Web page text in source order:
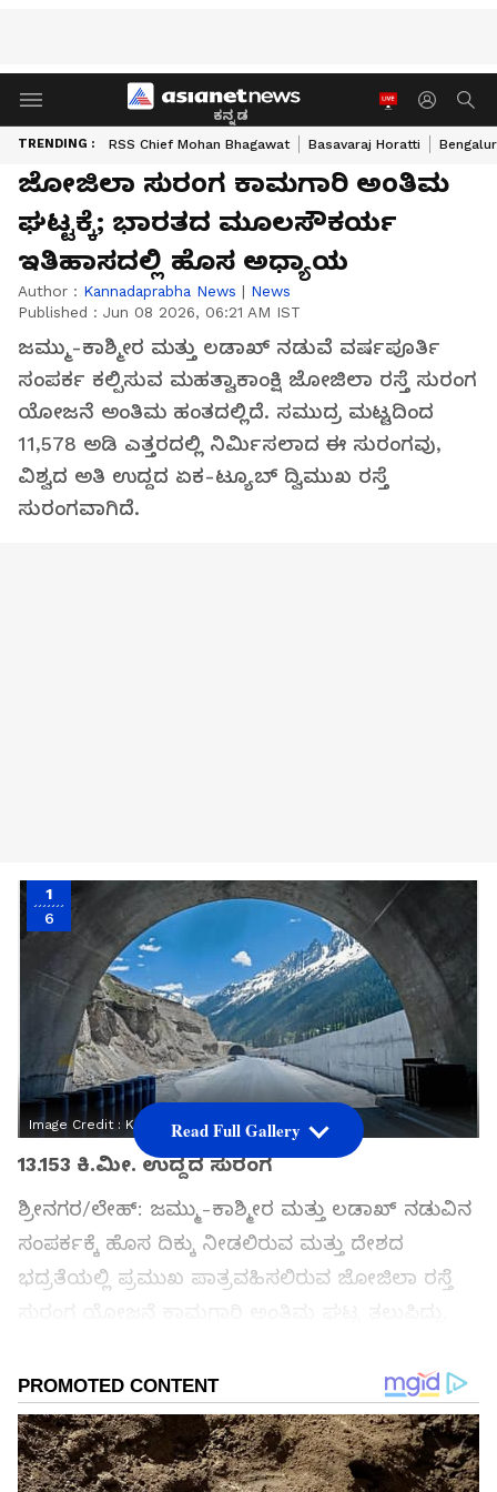
ಕನ್ನಡ
TRENDING : RSS Chief Mohan Bhagawat Basavaraj Horatti
ಜೋಜಿಲಾ ಸುರಂಗ ಕಾಮಗಾರಿ ಅಂತಿಮ
ಘಟ್ಟಕ್ಕೆ; ಭಾರತದ ಮೂಲಸೌಕರ್ಯ
ಇತಿಹಾಸದಲ್ಲಿ ಹೊಸ ಅಧ್ಯಾಯ
Author : Kannadaprabha News | News
Published : Jun 08 2026, 06:21 AM IST
ಜಮ್ಮು-ಕಾಶ್ಮೀರ ಮತ್ತು ಲಡಾಖ್ ನಡುವೆ ವರ್ಷಪೂರ್ತಿ
ಸಂಪರ್ಕ ಕಲ್ಪಿಸುವ ಮಹತ್ವಾಕಾಂಕ್ಷಿ ಜೋಜಿಲಾ ರಸ್ತೆ ಸುರಂಗ
ಯೋಜನೆ ಅಂತಿಮ ಹಂತದಲ್ಲಿದೆ. ಸಮುದ್ರ ಮಟ್ಟದಿಂದ
11,578 ಅಡಿ ಎತ್ತರದಲ್ಲಿ ನಿರ್ಮಿಸಲಾದ ಈ ಸುರಂಗವು,
ವಿಶ್ವದ ಅತಿ ಉದ್ದದ ಏಕ-ಟ್ಯೂಬ್ ದ್ವಿಮುಖ ರಸ್ತೆ
ಸುರಂಗವಾಗಿದೆ.
1
6
Image Credit : Kannada Prabha
13.153 ಕಿ.ಮೀ. ಉದ್ದದ ಸುರಂಗ
ಶ್ರೀನಗರ/ಲೇಹ್: ಜಮ್ಮು-ಕಾಶ್ಮೀರ ಮತ್ತು ಲಡಾಖ್ ನಡುವಿನ
ಸಂಪರ್ಕಕ್ಕೆ ಹೊಸ ದಿಕ್ಕು ನೀಡಲಿರುವ ಮತ್ತು ದೇಶದ
ಭದ್ರತೆಯಲ್ಲಿ ಪ್ರಮುಖ ಪಾತ್ರವಹಿಸಲಿರುವ ಜೋಜಿಲಾ ರಸ್ತೆ
ಸಮಗ್ರ ಸುದ್ದಿ ಮೂಲವನ್ನಾಗಿ asianet suvarna news ಅನ್ನು
ಆಯ್ಕೆ ಮಾಡಿಕೊಳ್ಳಿ
Read Full Gallery